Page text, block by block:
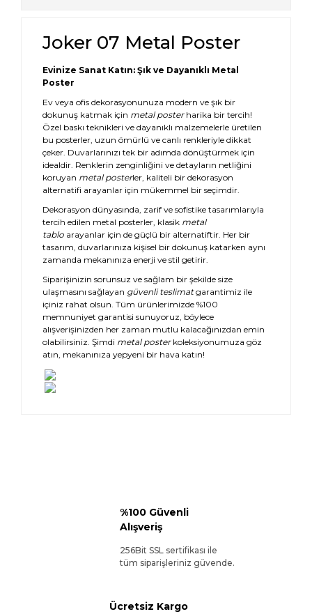
Joker 07 Metal Poster
Evinize Sanat Katın: Şık ve Dayanıklı Metal
Poster
Ev veya ofis dekorasyonunuza modern ve şık bir
dokunuş katmak için metal posterharika bir tercih!
Özel baskı teknikleri ve dayanıklı malzemelerle üretilen
bu posterler, uzun ömürlü ve canlı renkleriyle dikkat
çeker. Duvarlarınızı tek bir adımda dönüştürmek için
idealdir. Renklerin zenginliğini ve detayların netliğini
koruyan metal posterler, kaliteli bir dekorasyon
alternatifi arayanlar için mükemmel bir seçimdir.
Dekorasyon dünyasında, zarif ve sofistike tasarımlarıyla
tercih edilen metal posterler, klasik metal
tablo arayanlar için de güçlü bir alternatiftir. Her bir
tasarım, duvarlarınıza kişisel bir dokunuş katarken aynı
zamanda mekanınıza enerji ve stil getirir.
Siparişinizin sorunsuz ve sağlam bir şekilde size
ulaşmasını sağlayan güvenli teslimatgarantimiz ile
içiniz rahat olsun. Tüm ürünlerimizde %100
memnuniyet garantisi sunuyoruz, böylece
alışverişinizden her zaman mutlu kalacağınızdan emin
olabilirsiniz. Şimdi metal posterkoleksiyonumuza göz
atın, mekanınıza yepyeni bir hava katın!
%100 Güvenli
Alışveriş
256Bit SSL sertifikası ile
tüm siparişleriniz güvende.
Ücretsiz Kargo